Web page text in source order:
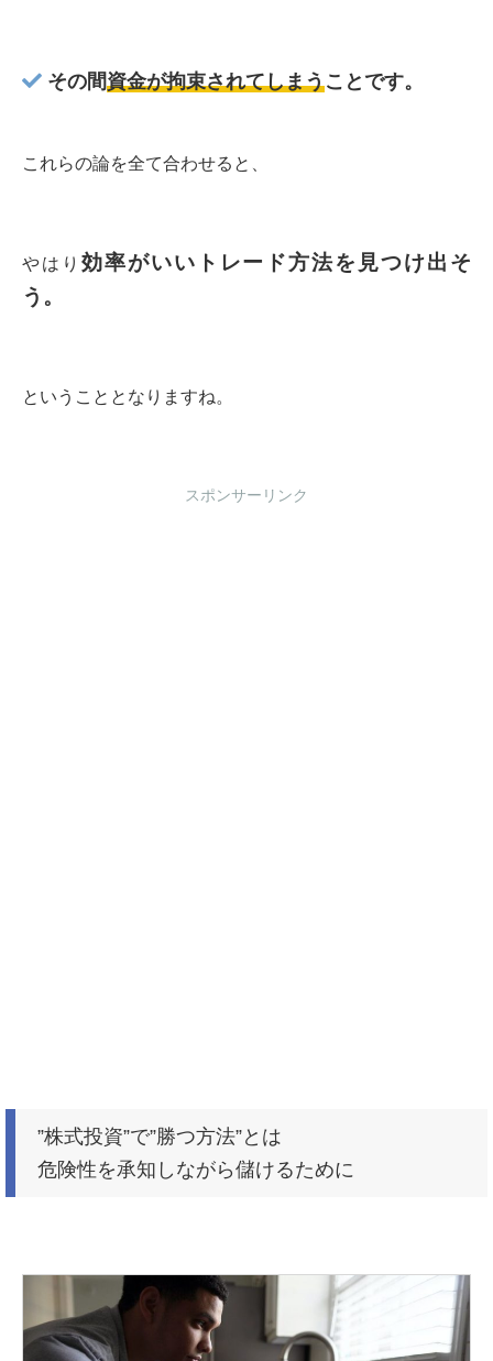
その間資金が拘束されてしまうことです。
これらの論を全て合わせると、
やはり 効率がいいトレード方法を見つけ出そ
う。
ということとなりますね。
スポンサーリンク
”株式投資”で”勝つ方法”とは
危険性を承知しながら儲けるために